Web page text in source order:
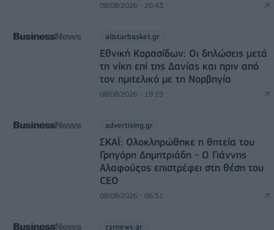
08/08/2026 - 20:43
allstarbasket.gr
Εθνική Κορασίδων: Οι δηλώσεις μετά
τη νίκη επί της Δανίας και πριν από
τον ημιτελικό με τη Νορβηγία
08/08/2026 - 19:19
advertising.gr
ΣΚΑΪ: Ολοκληρώθηκε η θητεία του
Γρηγόρη Δημητριάδη - Ο Γιάννης
Αλαφούζος επιστρέφει στη θέση του
CEO
08/08/2026 - 06:51
csrnews.gr